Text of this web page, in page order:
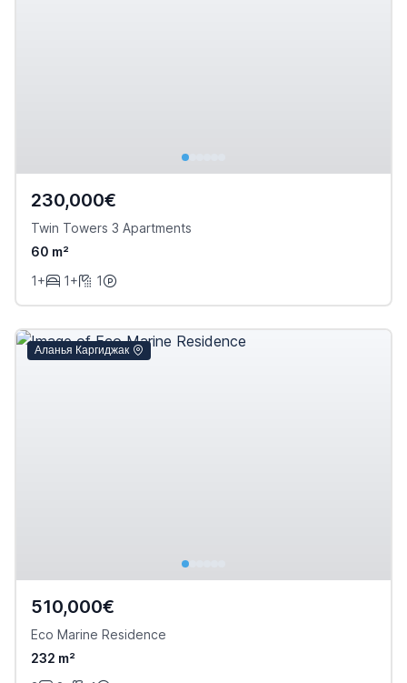
230,000€
Twin Towers 3 Apartments
60 m²
1+
1+ 1
Аланья Каргиджак
510,000€
Eco Marine Residence
232 m²